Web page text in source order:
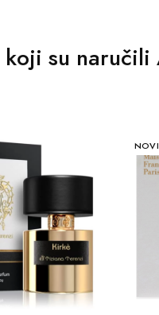
su naručili
AKCIJA
NOVI